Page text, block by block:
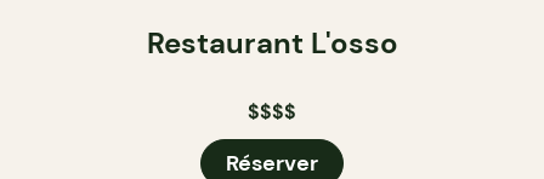
Restaurant L'osso
$$$$
Réserver